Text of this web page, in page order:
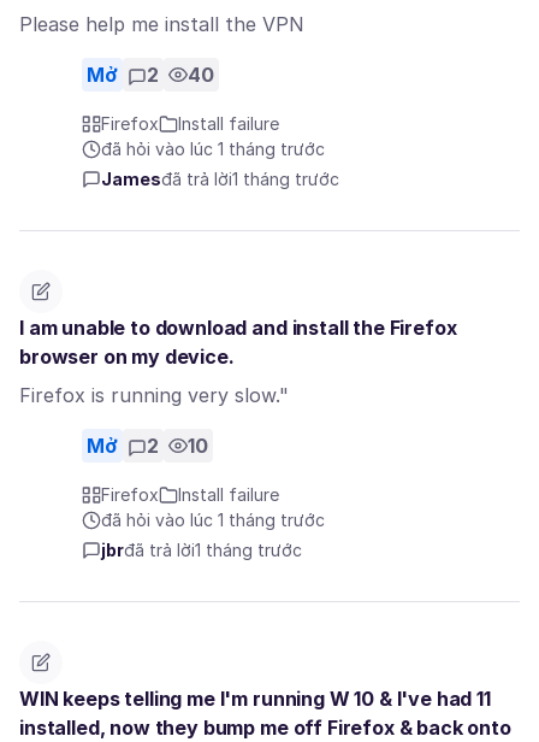
Please help me install the VPN
Mở 2 40
Firefox
Install failure
đã hỏi vào lúc 1 tháng trước
Jamesđã trả lời1 tháng trước
I am unable to download and install the Firefox
browser on my device.
Firefox is running very slow."
Mở 2 10
Firefox
Install failure
đã hỏi vào lúc 1 tháng trước
jbrđã trả lời1 tháng trước
WIN keeps telling me I'm running W 10 & I've had 11
installed, now they bump me off Firefox & back onto